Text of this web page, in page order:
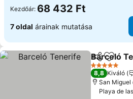
Kezdőár: 68 432 Ft
7 oldal árainak mutatása
Megosztás
Barceló
5 Kategória
8,8 Kiváló
San Miguel
Playa de